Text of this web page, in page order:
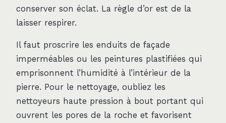
conserver son éclat. La règle d’or est de la
laisser respirer.
Il faut proscrire les enduits de façade
imperméables ou les peintures plastifiées qui
emprisonnent l’humidité à l’intérieur de la
pierre. Pour le nettoyage, oubliez les
nettoyeurs haute pression à bout portant qui
ouvrent les pores de la roche et favorisent